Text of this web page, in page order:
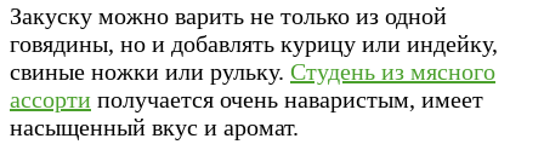
Закуску можно варить не только из одной
говядины, но и добавлять курицу или индейку,
свиные ножки или рульку. Студень из мясного
ассорти получается очень наваристым, имеет
насыщенный вкус и аромат.